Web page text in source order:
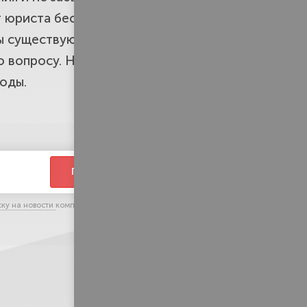
бесплатно. В первую
После первой
Наши специалисты не
ПЕРЕЗВОНИТЕ
на новости компании и тематические